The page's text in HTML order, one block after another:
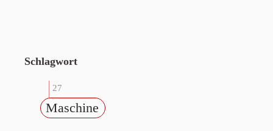
Schlagwort
27
Maschine